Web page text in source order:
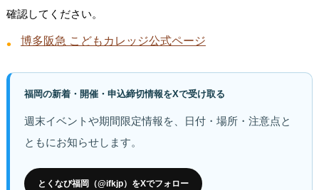
確認してください。
博多阪急 こどもカレッジ公式ページ
福岡の新着・開催・申込締切情報をXで受け取る
週末イベントや期間限定情報を、日付・場所・注意点と
ともにお知らせします。
とくなび福岡（@ifkjp）をXでフォロー